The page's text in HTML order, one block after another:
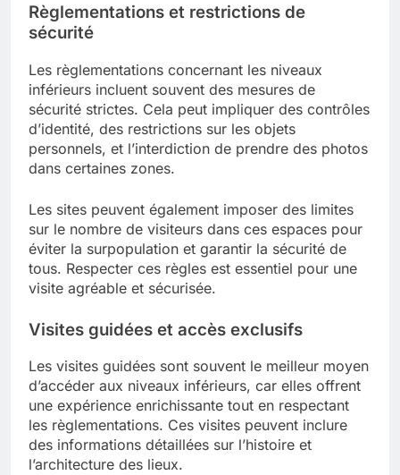
Règlementations et restrictions de
sécurité
Les règlementations concernant les niveaux
inférieurs incluent souvent des mesures de
sécurité strictes. Cela peut impliquer des contrôles
d’identité, des restrictions sur les objets
personnels, et l’interdiction de prendre des photos
dans certaines zones.
Les sites peuvent également imposer des limites
sur le nombre de visiteurs dans ces espaces pour
éviter la surpopulation et garantir la sécurité de
tous. Respecter ces règles est essentiel pour une
visite agréable et sécurisée.
Visites guidées et accès exclusifs
Les visites guidées sont souvent le meilleur moyen
d’accéder aux niveaux inférieurs, car elles offrent
une expérience enrichissante tout en respectant
les règlementations. Ces visites peuvent inclure
des informations détaillées sur l’histoire et
l’architecture des lieux.